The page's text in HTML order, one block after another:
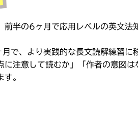
半の6ヶ月で応用レベルの英文法
で、より実践的な長文読解練習に
注意して読むか」「作者の意図
。